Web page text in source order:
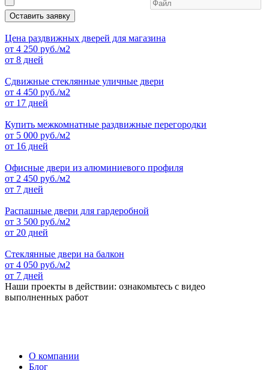
Оставить заявку
Цена раздвижных дверей для магазина
от 4 250 руб./м2
от 8 дней
Сдвижные стеклянные уличные двери
от 4 450 руб./м2
от 17 дней
Купить межкомнатные раздвижные перегородки
от 5 000 руб./м2
от 16 дней
Офисные двери из алюминиевого профиля
от 2 450 руб./м2
от 7 дней
Распашные двери для гардеробной
от 3 500 руб./м2
от 20 дней
Стеклянные двери на балкон
от 4 050 руб./м2
от 7 дней
Наши проекты в действии: ознакомьтесь с видео
выполненных работ
О компании
Блог